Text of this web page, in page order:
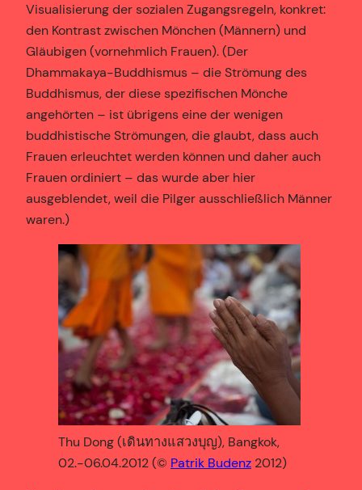
Visualisierung der sozialen Zugangsregeln, konkret:
den Kontrast zwischen Mönchen (Männern) und
Gläubigen (vornehmlich Frauen). (Der
Dhammakaya-Buddhismus – die Strömung des
Buddhismus, der diese spezifischen Mönche
angehörten – ist übrigens eine der wenigen
buddhistische Strömungen, die glaubt, dass auch
Frauen erleuchtet werden können und daher auch
Frauen ordiniert – das wurde aber hier
ausgeblendet, weil die Pilger ausschließlich Männer
waren.)
Thu Dong (เดินทางแสวงบุญ), Bangkok,
02.-06.04.2012 (© Patrik Budenz 2012)